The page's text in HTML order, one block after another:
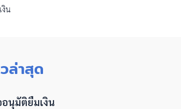
น
ล่าสุด
นุมัติยืมเงิน